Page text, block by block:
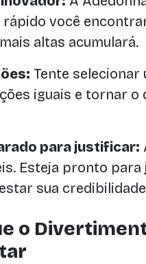
rápido você
altas acumulará.
Tente selecionar
iguais e tornar
para justificar:
Esteja pronto
sua
o